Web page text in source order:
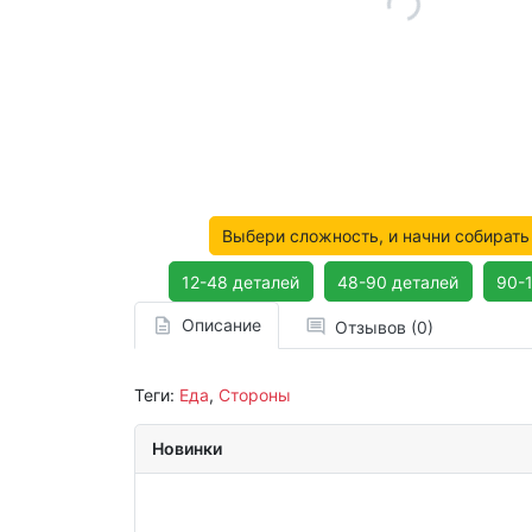
Выбери сложность, и начни
12-48 деталей 48-90 деталей 90-
Описание Отзывов (0)
Теги: Еда, Стороны
Новинки